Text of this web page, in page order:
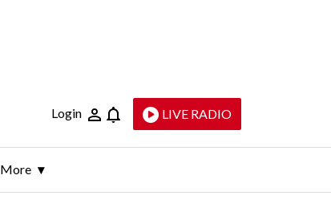
Login LIVE RADIO
More